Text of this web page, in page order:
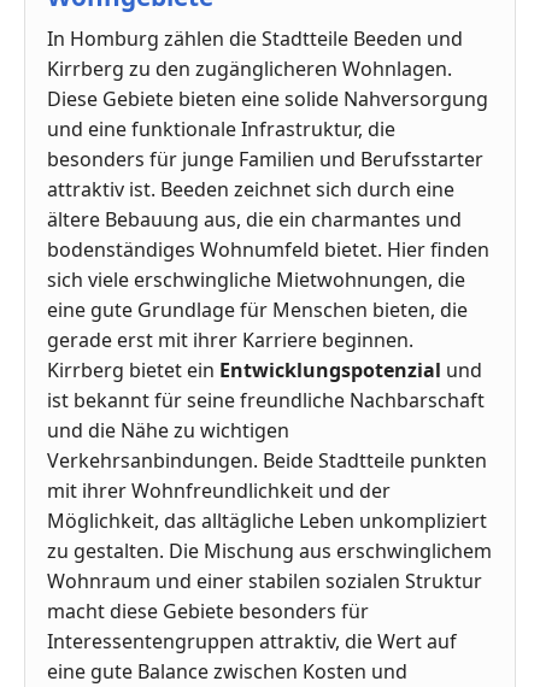
In Homburg zählen die Stadtteile Beeden und
Kirrberg zu den zugänglicheren Wohnlagen.
Diese Gebiete bieten eine solide Nahversorgung
und eine funktionale Infrastruktur, die
besonders für junge Familien und Berufsstarter
attraktiv ist. Beeden zeichnet sich durch eine
ältere Bebauung aus, die ein charmantes und
bodenständiges Wohnumfeld bietet. Hier finden
sich viele erschwingliche Mietwohnungen, die
eine gute Grundlage für Menschen bieten, die
gerade erst mit ihrer Karriere beginnen.
Kirrberg bietet ein Entwicklungspotenzial und
ist bekannt für seine freundliche Nachbarschaft
und die Nähe zu wichtigen
Verkehrsanbindungen. Beide Stadtteile punkten
mit ihrer Wohnfreundlichkeit und der
Möglichkeit, das alltägliche Leben unkompliziert
zu gestalten. Die Mischung aus erschwinglichem
Wohnraum und einer stabilen sozialen Struktur
macht diese Gebiete besonders für
Interessentengruppen attraktiv, die Wert auf
eine gute Balance zwischen Kosten und